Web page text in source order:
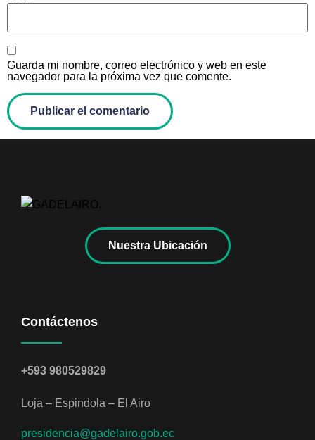
Guarda mi nombre, correo electrónico y web en este
navegador para la próxima vez que comente.
Nuestra Ubicación
Contáctenos
+593 980529829
Loja – Espindola – El Airo
presidencia@gadelairo.gob.ec